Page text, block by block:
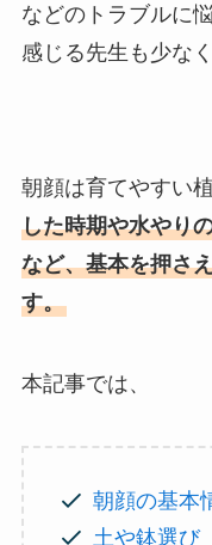
などのトラブルに
感じる先生も少な
朝顔は育てやすい
した時期や水やり
など、基本を押さ
す。
本記事では、
朝顔の基本
土や鉢選び